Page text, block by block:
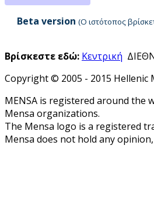
Beta version (Ο ιστότοπος
Βρίσκεστε εδώ: Κεντρική
Copyright © 2005 - 2015 Hellenic
MENSA is registered around the
Mensa organizations.
The Mensa logo is a registered
Mensa does not hold any